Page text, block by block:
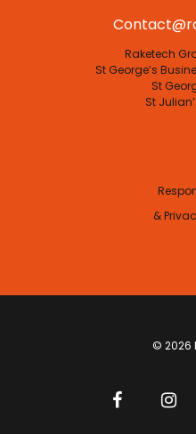
Raketech
St George’s
St
St
&
© 2026